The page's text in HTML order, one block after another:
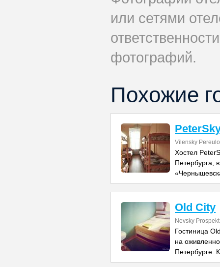
или сетями
фотографий.
Похожие
Vilensky
Хостел
Петербурга,
Old City
Nevsky
Гостиница
на
Петербурге.